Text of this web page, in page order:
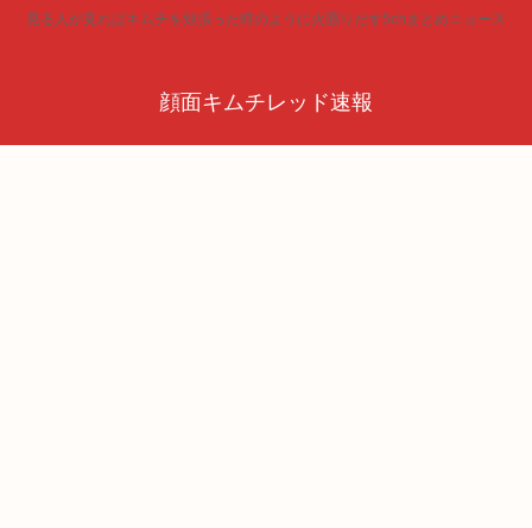
見る人が見ればキムチを頬張った時のように火照りだす5chまとめニュース
顔面キムチレッド速報